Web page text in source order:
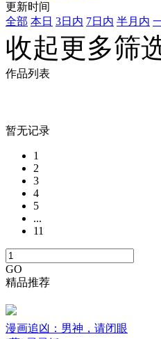
更新时间
全部 本日 3日内 7日内 半月内
收起更多筛
作品列表
暂无记录
1
2
3
4
5
...
11
GO
精品推荐
漫画追凶：男神，请闭眼